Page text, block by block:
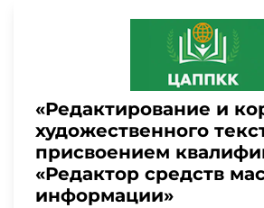
«Редактирование и
художественного
присвоением
«Редактор средств
информации»